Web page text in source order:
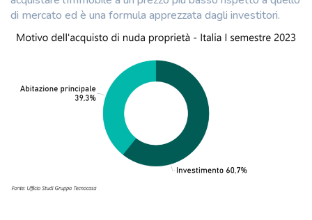
di mercato ed è una formula apprezzata dagli investitori.